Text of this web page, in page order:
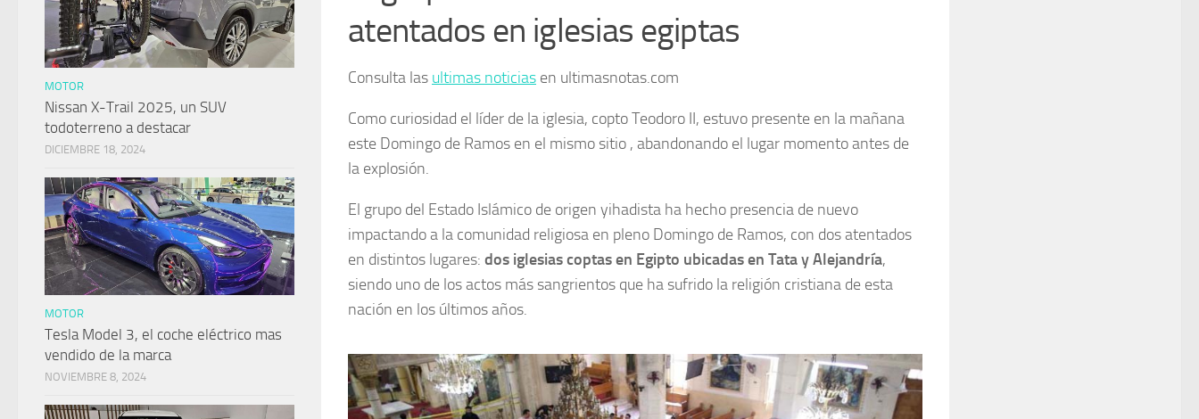
atentados en iglesias egiptas
Consulta las ultimas noticias en ultimasnotas.com
Como curiosidad el líder de la iglesia, copto Teodoro II, estuvo presente en la mañana
este Domingo de Ramos en el mismo sitio , abandonando el lugar momento antes de
la explosión.
El grupo del Estado Islámico de origen yihadista ha hecho presencia de nuevo
impactando a la comunidad religiosa en pleno Domingo de Ramos, con dos atentados
en distintos lugares: dos iglesias coptas en Egipto ubicadas en Tata y Alejandría,
siendo uno de los actos más sangrientos que ha sufrido la religión cristiana de esta
nación en los últimos años.
MOTOR
Nissan X-Trail 2025, un SUV
todoterreno a destacar
DICIEMBRE 18, 2024
MOTOR
Tesla Model 3, el coche eléctrico mas
vendido de la marca
NOVIEMBRE 8, 2024